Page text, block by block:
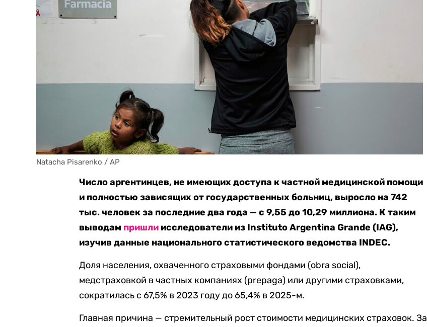
Natacha Pisarenko / AP
Число аргентинцев, не имеющих доступа к частной медицинской помощи
и полностью зависящих от государственных больниц, выросло на 742
тыс. человек за последние два года — с 9,55 до 10,29 миллиона. К таким
выводам пришли исследователи из Instituto Argentina Grande (IAG),
изучив данные национального статистического ведомства INDEC.
Доля населения, охваченного страховыми фондами (obra social),
медстраховкой в частных компаниях (prepaga) или другими страховками,
сократилась с 67,5% в 2023 году до 65,4% в 2025-м.
Главная причина — стремительный рост стоимости медицинских страховок. За